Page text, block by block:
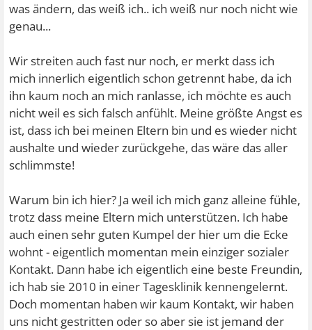
was ändern, das weiß ich.. ich weiß nur noch nicht wie
genau...
Wir streiten auch fast nur noch, er merkt dass ich
mich innerlich eigentlich schon getrennt habe, da ich
ihn kaum noch an mich ranlasse, ich möchte es auch
nicht weil es sich falsch anfühlt. Meine größte Angst es
ist, dass ich bei meinen Eltern bin und es wieder nicht
aushalte und wieder zurückgehe, das wäre das aller
schlimmste!
Warum bin ich hier? Ja weil ich mich ganz alleine fühle,
trotz dass meine Eltern mich unterstützen. Ich habe
auch einen sehr guten Kumpel der hier um die Ecke
wohnt - eigentlich momentan mein einziger sozialer
Kontakt. Dann habe ich eigentlich eine beste Freundin,
ich hab sie 2010 in einer Tagesklinik kennengelernt.
Doch momentan haben wir kaum Kontakt, wir haben
uns nicht gestritten oder so aber sie ist jemand der